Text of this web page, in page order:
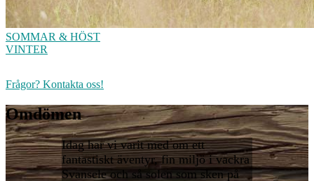
SOMMAR & HÖST
VINTER
Frågor? Kontakta oss!
Omdömen
Idag har vi varit med om ett
fantastiskt äventyr, fin miljö i vackra
Svansele och så solen som sken på